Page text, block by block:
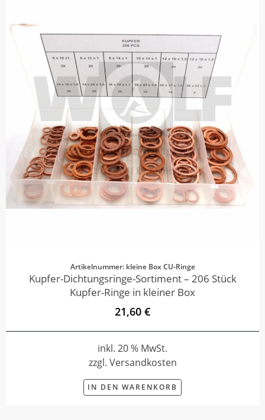
Artikelnummer: kleine Box CU-Ringe
Kupfer-Dichtungsringe-Sortiment – 206 Stück
Kupfer-Ringe in kleiner Box
21,60 €
inkl. 20 % MwSt.
zzgl. Versandkosten
IN DEN WARENKORB